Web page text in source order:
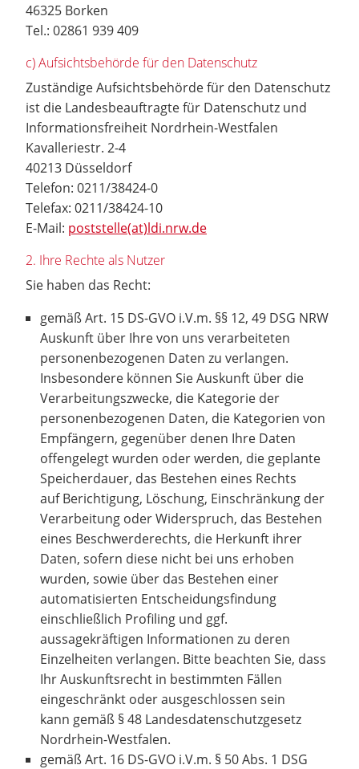
46325 Borken
Tel.: 02861 939 409
c) Aufsichtsbehörde für den Datenschutz
Zuständige Aufsichtsbehörde für den Datenschutz
ist die Landesbeauftragte für Datenschutz und
Informationsfreiheit Nordrhein-Westfalen
Kavalleriestr. 2-4
40213 Düsseldorf
Telefon: 0211/38424-0
Telefax: 0211/38424-10
E-Mail: poststelle(at)ldi.nrw.de
2. Ihre Rechte als Nutzer
Sie haben das Recht:
gemäß Art. 15 DS-GVO i.V.m. §§ 12, 49 DSG NRW
Auskunft über Ihre von uns verarbeiteten
personenbezogenen Daten zu verlangen.
Insbesondere können Sie Auskunft über die
Verarbeitungszwecke, die Kategorie der
personenbezogenen Daten, die Kategorien von
Empfängern, gegenüber denen Ihre Daten
offengelegt wurden oder werden, die geplante
Speicherdauer, das Bestehen eines Rechts
auf Berichtigung, Löschung, Einschränkung der
Verarbeitung oder Widerspruch, das Bestehen
eines Beschwerderechts, die Herkunft ihrer
Daten, sofern diese nicht bei uns erhoben
wurden, sowie über das Bestehen einer
automatisierten Entscheidungsfindung
einschließlich Profiling und ggf.
aussagekräftigen Informationen zu deren
Einzelheiten verlangen. Bitte beachten Sie, dass
Ihr Auskunftsrecht in bestimmten Fällen
eingeschränkt oder ausgeschlossen sein
kann gemäß § 48 Landesdatenschutzgesetz
Nordrhein-Westfalen.
gemäß Art. 16 DS-GVO i.V.m. § 50 Abs. 1 DSG